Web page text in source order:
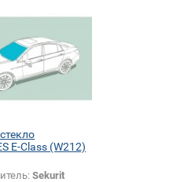
E-Class (W212)
Sekurit